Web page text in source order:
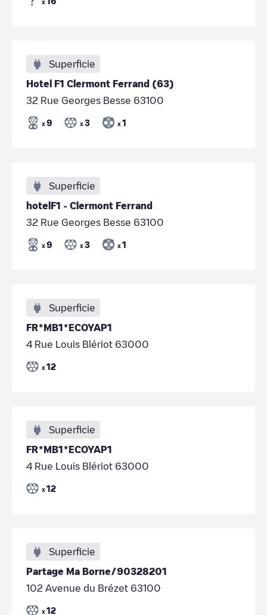
x
Superficie
Hotel F1 Clermont Ferrand (63)
32 Rue Georges Besse 63100
x 9 x 3 x 1
Superficie
hotelF1 - Clermont Ferrand
32 Rue Georges Besse 63100
x 9 x 3 x 1
Superficie
FR*MB1*ECOYAP1
4 Rue Louis Blériot 63000
x 12
Superficie
FR*MB1*ECOYAP1
4 Rue Louis Blériot 63000
x 12
Superficie
Partage Ma Borne/90328201
102 Avenue du Brézet 63100
x 12